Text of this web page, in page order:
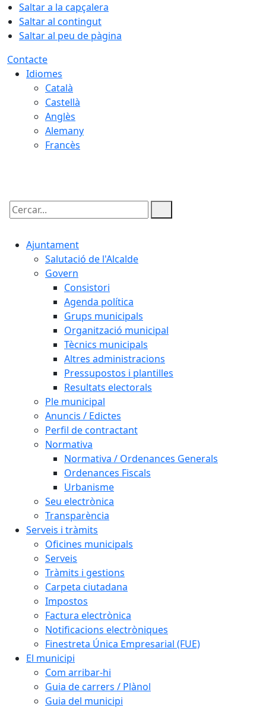
Saltar a la capçalera
Saltar al contingut
Saltar al peu de pàgina
Contacte
Idiomes
Català
Castellà
Anglès
Alemany
Francès
Cercar:
Ajuntament
Salutació de l'Alcalde
Govern
Consistori
Agenda política
Grups municipals
Organització municipal
Tècnics municipals
Altres administracions
Pressupostos i plantilles
Resultats electorals
Ple municipal
Anuncis / Edictes
Perfil de contractant
Normativa
Normativa / Ordenances Generals
Ordenances Fiscals
Urbanisme
Seu electrònica
Transparència
Serveis i tràmits
Oficines municipals
Serveis
Tràmits i gestions
Carpeta ciutadana
Impostos
Factura electrònica
Notificacions electròniques
Finestreta Única Empresarial (FUE)
El municipi
Com arribar-hi
Guia de carrers / Plànol
Guia del municipi